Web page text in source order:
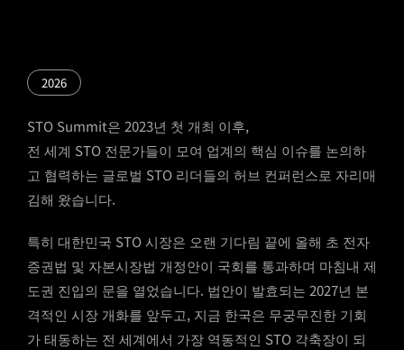
2026
STO Summit은 2023년 첫 개최 이후,
전 세계 STO 전문가들이 모여 업계의 핵심 이슈를 논의하
고 협력하는 글로벌 STO 리더들의 허브 컨퍼런스로 자리매
김해 왔습니다.
특히 대한민국 STO 시장은 오랜 기다림 끝에 올해 초 전자
증권법 및 자본시장법 개정안이 국회를 통과하며 마침내 제
도권 진입의 문을 열었습니다. 법안이 발효되는 2027년 본
격적인 시장 개화를 앞두고, 지금 한국은 무궁무진한 기회
가 태동하는 전 세계에서 가장 역동적인 STO 각축장이 되